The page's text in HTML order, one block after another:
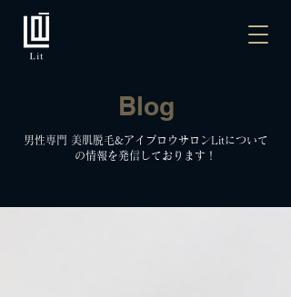
Blog
男性専門 美肌脱毛&アイブロウサロンLitについて
の情報を発信しております！